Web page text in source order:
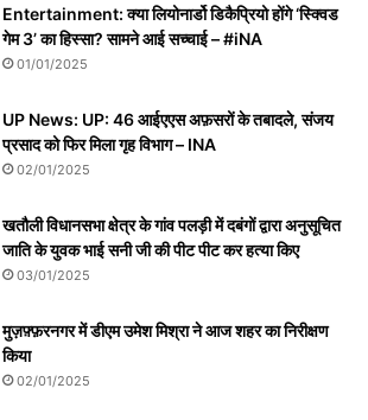
Entertainment: क्या लियोनार्डो डिकैप्रियो होंगे ‘स्क्विड
गेम 3’ का हिस्सा? सामने आई सच्चाई – #iNA
01/01/2025
UP News: UP: 46 आईएएस अफ़सरों के तबादले, संजय
प्रसाद को फिर मिला गृह विभाग – INA
02/01/2025
खतौली विधानसभा क्षेत्र के गांव पलड़ी में दबंगों द्वारा अनुसूचित
जाति के युवक भाई सनी जी की पीट पीट कर हत्या किए
03/01/2025
मुज़फ़्फ़रनगर में डीएम उमेश मिश्रा ने आज शहर का निरीक्षण
किया
02/01/2025